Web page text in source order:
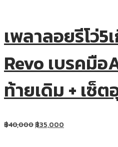
เพลาลอยรีโว่5
Revo เบรคมือ
ท้ายเดิม + เซ็
฿40,000฿35,000